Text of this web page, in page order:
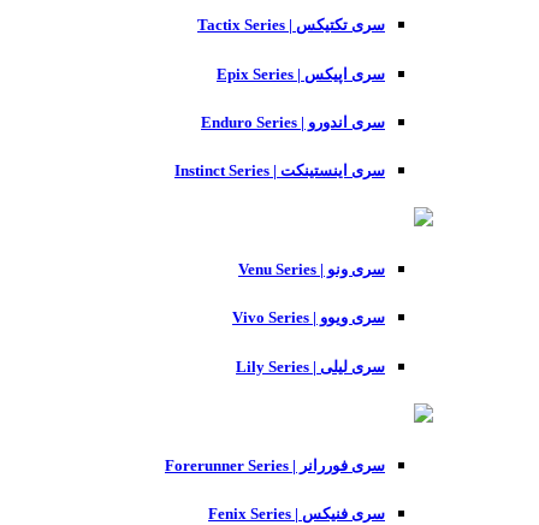
سری تکتیکس | Tactix Series
سری اپیکس | Epix Series
سری اندورو | Enduro Series
سری اینستینکت | Instinct Series
سری ونو | Venu Series
سری ویوو | Vivo Series
سری لیلی | Lily Series
سری فوررانر | Forerunner Series
سری فنیکس | Fenix Series